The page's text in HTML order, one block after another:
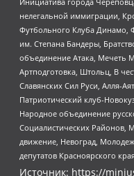
нелегальной иммиграции,
Футбольного Клуба Динамо,
им. Степана Бандеры,
объединение Атака, Мечеть
Артподготовка, Штольц, В
Славянских Сил Руси, Алля-
Патриотический клуб-
Народное объединение
Социалистических Районов,
движение, Невоград,
депутатов Красноярского
Источник: https://